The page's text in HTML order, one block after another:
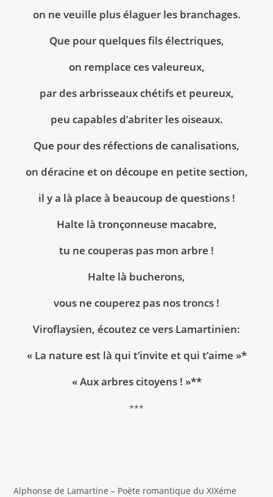
on ne veuille plus élaguer les branchages.
Que pour quelques fils électriques,
on remplace ces valeureux,
par des arbrisseaux chétifs et peureux,
peu capables d’abriter les oiseaux.
Que pour des réfections de canalisations,
on déracine et on découpe en petite section,
il y a là place à beaucoup de questions !
Halte là tronçonneuse macabre,
tu ne couperas pas mon arbre !
Halte là bucherons,
vous ne couperez pas nos troncs !
Viroflaysien, écoutez ce vers Lamartinien:
« La nature est là qui t’invite et qui t’aime »*
« Aux arbres citoyens ! »**
***
Alphonse de Lamartine – Poète romantique du XIXéme